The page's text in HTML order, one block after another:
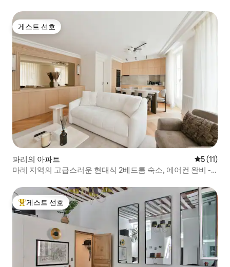
게스트 선호
게스트 선호
파리의 아파트 평점 5점
5 (11)
마레 지역의 고급스러운 현대식 2베드룸 숙소, 에어컨 완비 -
상위 게스트 선호
게스트 선호